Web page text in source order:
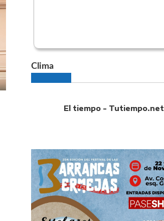
Clima
El tiempo - Tutiempo.net